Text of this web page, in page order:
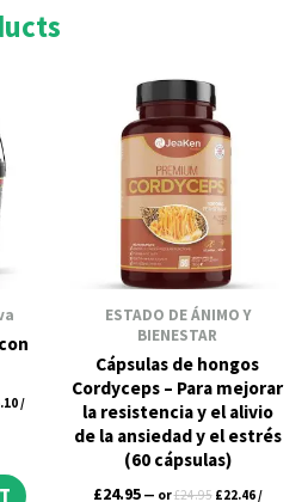
/
ESTADO DE ÁNIMO Y
BIENESTAR
Cápsulas de hongos
Cordyceps – Para mejorar
la resistencia y el alivio
de la ansiedad y el estrés
(60 cápsulas)
£24.95 — or£24.95
Original
price
was:
£24.95.
£22.46/